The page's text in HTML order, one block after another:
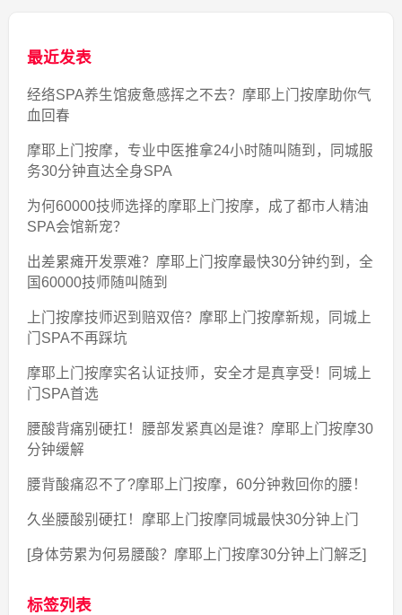
最近发表
经络SPA养生馆疲惫感挥之不去？摩耶上门按摩助你气
血回春
摩耶上门按摩，专业中医推拿24小时随叫随到，同城服
务30分钟直达全身SPA
为何60000技师选择的摩耶上门按摩，成了都市人精油
SPA会馆新宠？
出差累瘫开发票难？摩耶上门按摩最快30分钟约到，全
国60000技师随叫随到
上门按摩技师迟到赔双倍？摩耶上门按摩新规，同城上
门SPA不再踩坑
摩耶上门按摩实名认证技师，安全才是真享受！同城上
门SPA首选
腰酸背痛别硬扛！腰部发紧真凶是谁？摩耶上门按摩30
分钟缓解
腰背酸痛忍不了?摩耶上门按摩，60分钟救回你的腰！
久坐腰酸别硬扛！摩耶上门按摩同城最快30分钟上门
[身体劳累为何易腰酸？摩耶上门按摩30分钟上门解乏]
标签列表